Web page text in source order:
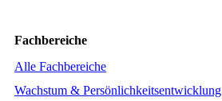
Fachbereiche
Alle Fachbereiche
Wachstum & Persönlichkeitsentwicklung